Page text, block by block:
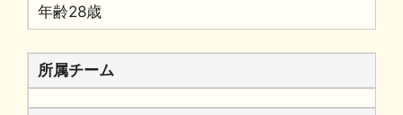
年齢28歳
所属チーム